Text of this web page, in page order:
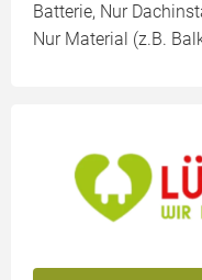
Batterie, Nur
Nur Material (z.B.